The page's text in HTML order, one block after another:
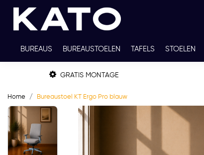
BUREAUS BUREAUSTOELEN TAFELS STOELEN
TWEEDEHANDS THUISWERKPLEKKEN
GRATIS MONTAGE
Home Bureaustoel KT Ergo Pro blauw